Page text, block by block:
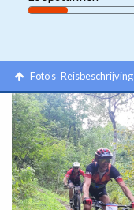
Foto's Reisbeschrijving